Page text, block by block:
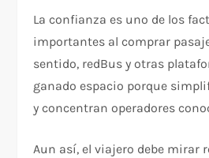
La confianza es uno de los
importantes al comprar
sentido, redBus y otras
ganado espacio porque
y concentran operadores
Aun así, el viajero debe mirar